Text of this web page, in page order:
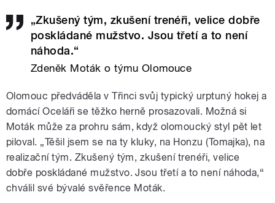
„Zkušený tým, zkušení trenéři, velice dobře
poskládané mužstvo. Jsou třetí a to není
náhoda.“
Zdeněk Moták o týmu Olomouce
Olomouc předváděla v Třinci svůj typický urptuný hokej a
domácí Oceláři se těžko herně prosazovali. Možná si
Moták může za prohru sám, když olomoucký styl pět let
piloval. „Těšil jsem se na ty kluky, na Honzu (Tomajka), na
realizační tým. Zkušený tým, zkušení trenéři, velice
dobře poskládané mužstvo. Jsou třetí a to není náhoda,“
chválil své bývalé svěřence Moták.